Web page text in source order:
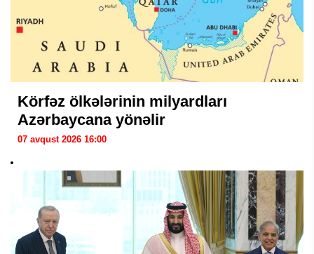
Körfəz ölkələrinin milyardları
Azərbaycana yönəlir
07 avqust 2026 16:00